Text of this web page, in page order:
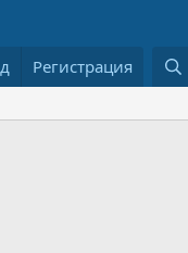
Регистрация